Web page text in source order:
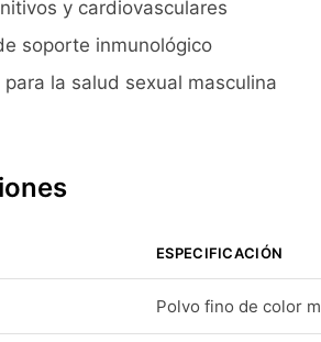
y cardiovasculares
soporte inmunológico
para la salud sexual masculina
ESPECIFICACIÓN
Polvo fino de color